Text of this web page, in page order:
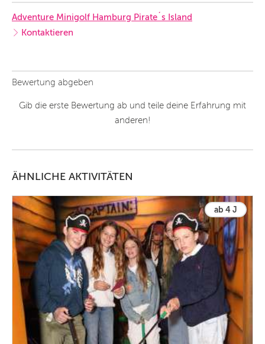
Adventure Minigolf Hamburg Pirate´s Island
Kontaktieren
Bewertung abgeben
Gib die erste Bewertung ab und teile deine Erfahrung mit
anderen!
ÄHNLICHE AKTIVITÄTEN
ab 4 J